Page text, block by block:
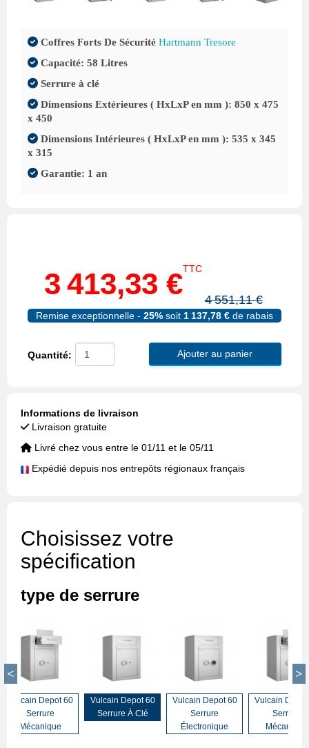
Coffres Forts De Sécurité Hartmann Tresore
Capacité: 58 Litres
Serrure à clé
Dimensions Extérieures ( HxLxP en mm ): 850 x 475
x 450
Dimensions Intérieures ( HxLxP en mm ): 535 x 345
x 315
Garantie: 1 an
3 413,33 €TTC
4 551,11 €
Remise exceptionnelle - 25% soit 1 137,78 € de rabais
Quantité: Ajouter au panier
Choisissez votre
spécification
type de serrure
Vulcain Depot 60
Serrure
Mécanique
Vulcain Depot 60
Serrure À Clé
Vulcain Depot 60
Serrure
Électronique
Vulcain Depot
Serrure
Mécanique
Informations de livraison
Livraison gratuite
Livré chez vous entre le 01/11 et le 05/11
Expédié depuis nos entrepôts régionaux français